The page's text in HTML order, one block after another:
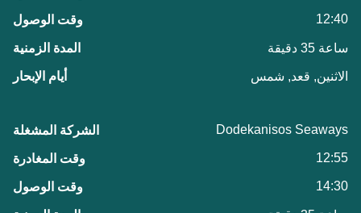
12:40
ساعة 35 دقيقة
الاثنين, قعد, شمس
Dodekanisos Seaways
12:55
14:30